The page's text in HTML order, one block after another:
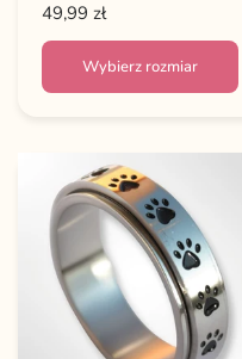
49,99 zł
Wybierz rozmiar